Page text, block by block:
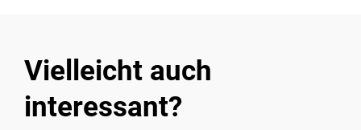
Vielleicht auch
interessant?